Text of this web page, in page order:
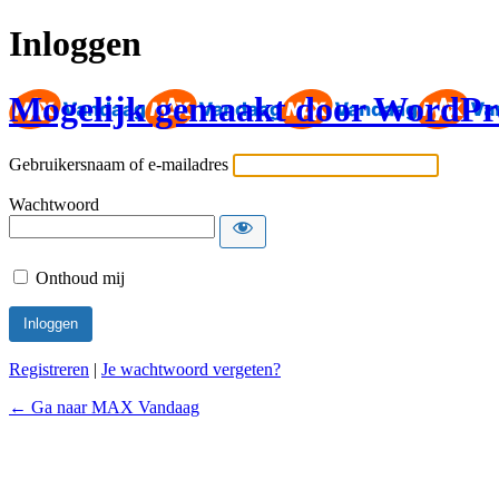
Inloggen
Mogelijk gemaakt door
Gebruikersnaam of e-mailadres
Wachtwoord
Onthoud mij
Registreren | Je wachtwoord vergeten?
← Ga naar MAX Vandaag